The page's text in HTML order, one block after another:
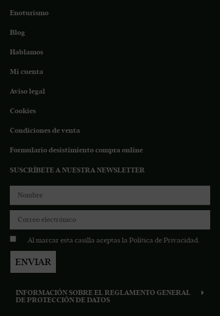
Enoturismo
Blog
Hablamos
Mi cuenta
Aviso legal
Cookies
Condiciones de venta
Formulario desistimiento compra online
SUSCRÍBETE A NUESTRA NEWSLETTER
Al marcar esta casilla aceptas la Política de Privacidad.
ENVIAR
INFORMACIÓN SOBRE EL REGLAMENTO GENERAL
DE PROTECCIÓN DE DATOS